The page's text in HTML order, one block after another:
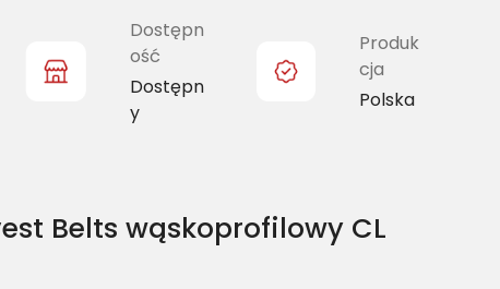
Dostępn
ość
Dostępn
y
Produk
cja
Polska
Belts wąskoprofilowy CL